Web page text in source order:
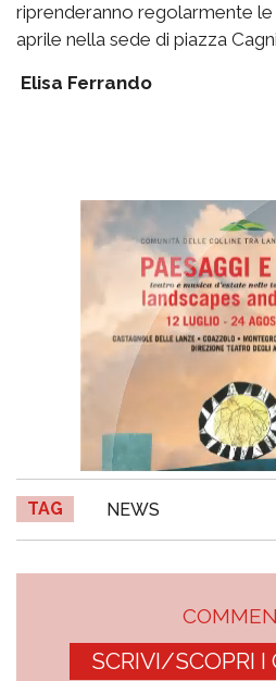
riprenderanno regolarmente
aprile nella sede di piazza
Elisa Ferrando
TAG NEWS
SCRIVI/SCOPRI I